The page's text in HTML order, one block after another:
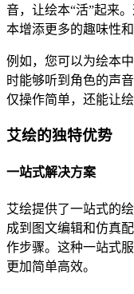
音，让绘本“活”起来
本增添更多的趣味性和
例如，您可以为绘本
时能够听到角色的声
仅操作简单，还能让
艾绘的独特优势
一站式解决方案
艾绘提供了一站式的
成到图文编辑和仿真
作步骤。这种一站式
更加简单高效。